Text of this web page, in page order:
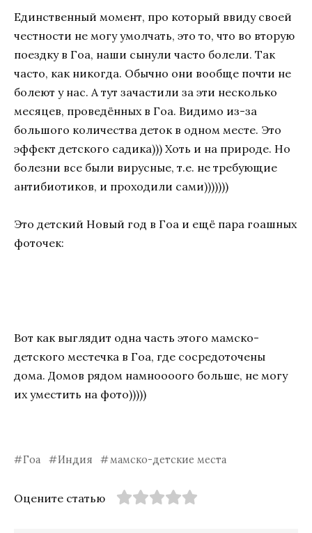
Единственный момент, про который ввиду своей
честности не могу умолчать, это то, что во вторую
поездку в Гоа, наши сынули часто болели. Так
часто, как никогда. Обычно они вообще почти не
болеют у нас. А тут зачастили за эти несколько
месяцев, проведённых в Гоа. Видимо из-за
большого количества деток в одном месте. Это
эффект детского садика))) Хоть и на природе. Но
болезни все были вирусные, т.е. не требующие
антибиотиков, и проходили сами)))))))
Это детский Новый год в Гоа и ещё пара гоашных
фоточек:
Вот как выглядит одна часть этого мамско-
детского местечка в Гоа, где сосредоточены
дома. Домов рядом намноооого больше, не могу
их уместить на фото)))))
Гоа Индия мамско-детские места
Оцените статью